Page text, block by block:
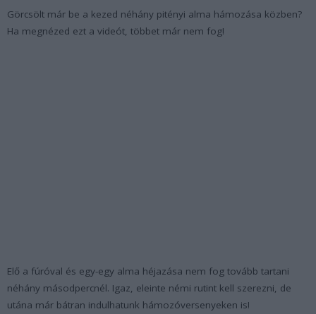
Görcsölt már be a kezed néhány pitényi alma hámozása közben?
Ha megnézed ezt a videót, többet már nem fog!
Elő a fúróval és egy-egy alma héjazása nem fog tovább tartani
néhány másodpercnél. Igaz, eleinte némi rutint kell szerezni, de
utána már bátran indulhatunk hámozóversenyeken is!